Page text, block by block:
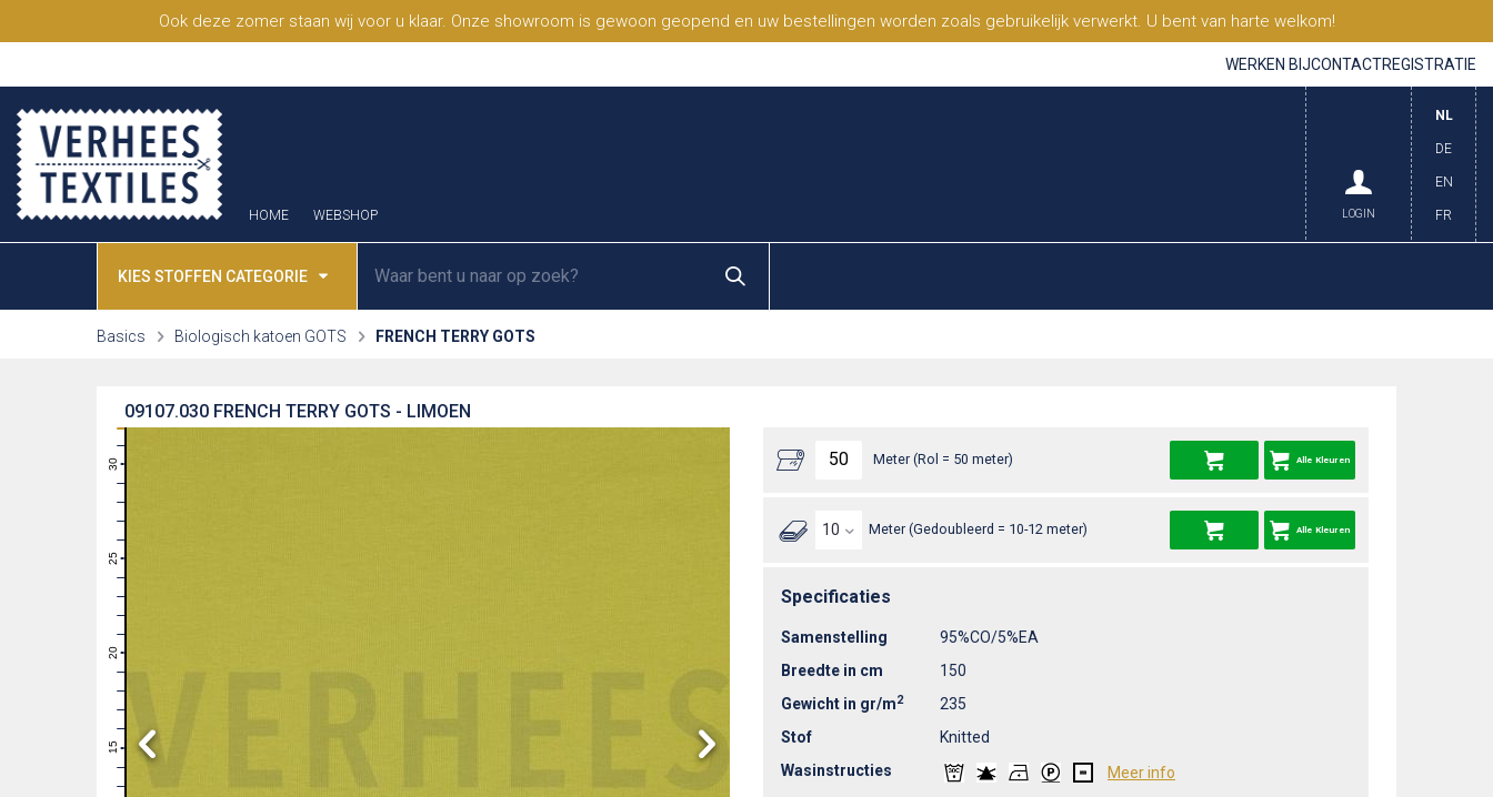
Ook deze zomer staan wij voor u klaar. Onze showroom is gewoon geopend en uw bestellingen worden zoals gebruikelijk verwerkt. U bent van harte welkom!
WERKEN BIJCONTACTREGISTRATIE
HOME WEBSHOP
NL
DE
EN
FR
LOGIN
KIES STOFFEN CATEGORIE
Basics Biologisch katoen GOTS FRENCH TERRY GOTS
FRENCH TERRY GOTS - LIMOEN
09107.030
13
14
15
16
17
18
19
20
21
22
23
24
25
26
27
28
29
30 Meter (Rol = 50 meter) Alle Kleuren
Meter (Gedoubleerd = 10-12 meter) Alle Kleuren
Specificaties
Samenstelling
95%CO/5%EA
Breedte in cm
150
Gewicht in gr/m2
235
Stof
Knitted
Wasinstructies
Meer info